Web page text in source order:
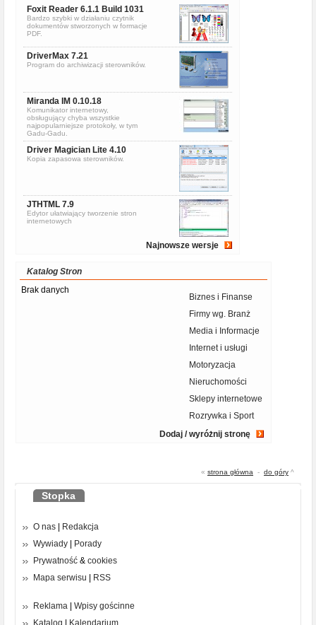
Foxit Reader 6.1.1 Build 1031
Bardzo szybki w działaniu czytnik
dokumentów stworzonych w formacje
PDF.
DriverMax 7.21
Program do archiwizacji sterowników.
Miranda IM 0.10.18
Komunikator internetowy,
obsługujący chyba wszystkie
najpopularniejsze protokoły, w tym
Gadu-Gadu.
Driver Magician Lite 4.10
Kopia zapasowa sterowników.
JTHTML 7.9
Edytor ułatwiający tworzenie stron
internetowych
Najnowsze wersje
Katalog Stron
Brak danych
Biznes i Finanse
Firmy wg. Branż
Media i Informacje
Internet i usługi
Motoryzacja
Nieruchomości
Sklepy internetowe
Rozrywka i Sport
Dodaj / wyróżnij stronę
« strona główna - do góry ^
Stopka
O nas
Redakcja
Wywiady
Porady
Prywatność & cookies
Mapa serwisu
RSS
Reklama
Wpisy gościnne
Katalog
Kalendarium